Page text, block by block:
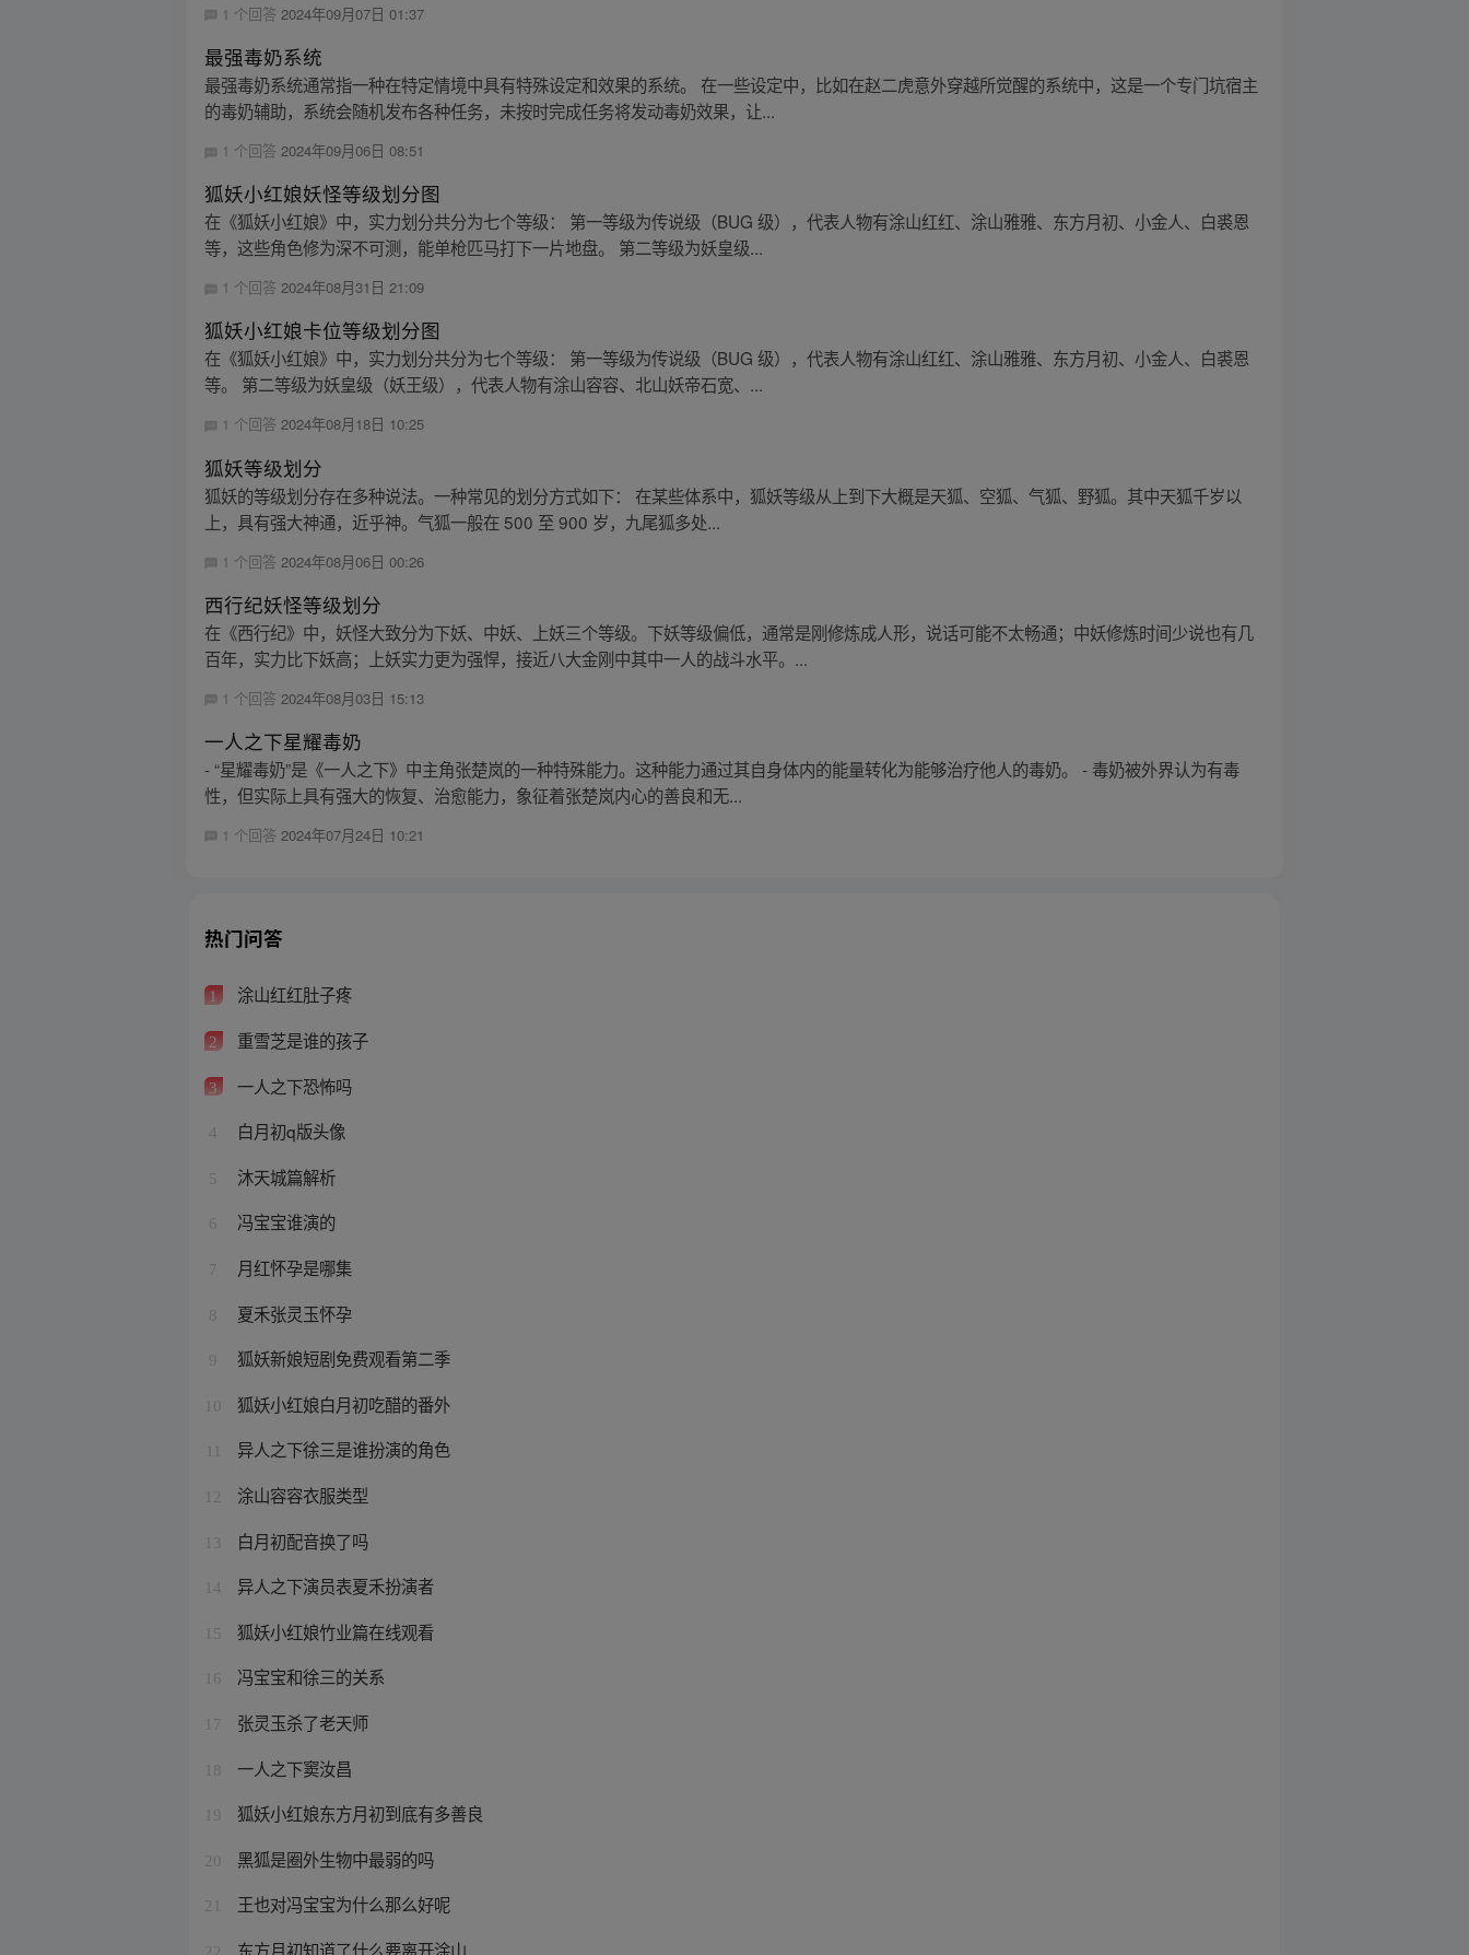
1 个回答 2024年09月07日 01:37
最强毒奶系统
最强毒奶系统通常指一种在特定情境中具有特殊设定和效果的系统。 在一些设定中，比如在赵二虎意外穿越所觉醒的系统中，这是一个专门坑宿主
的毒奶辅助，系统会随机发布各种任务，未按时完成任务将发动毒奶效果，让...
1 个回答2024年09月06日 08:51
狐妖小红娘妖怪等级划分图
在《狐妖小红娘》中，实力划分共分为七个等级： 第一等级为传说级（BUG 级），代表人物有涂山红红、涂山雅雅、东方月初、小金人、白裘恩
等，这些角色修为深不可测，能单枪匹马打下一片地盘。 第二等级为妖皇级...
1 个回答2024年08月31日 21:09
狐妖小红娘卡位等级划分图
在《狐妖小红娘》中，实力划分共分为七个等级： 第一等级为传说级（BUG 级），代表人物有涂山红红、涂山雅雅、东方月初、小金人、白裘恩
等。 第二等级为妖皇级（妖王级），代表人物有涂山容容、北山妖帝石宽、...
1 个回答2024年08月18日 10:25
狐妖等级划分
狐妖的等级划分存在多种说法。一种常见的划分方式如下： 在某些体系中，狐妖等级从上到下大概是天狐、空狐、气狐、野狐。其中天狐千岁以
上，具有强大神通，近乎神。气狐一般在 500 至 900 岁，九尾狐多处...
1 个回答 2024年08月06日 00:26
西行纪妖怪等级划分
在《西行纪》中，妖怪大致分为下妖、中妖、上妖三个等级。下妖等级偏低，通常是刚修炼成人形，说话可能不太畅通；中妖修炼时间少说也有几
百年，实力比下妖高；上妖实力更为强悍，接近八大金刚中其中一人的战斗水平。...
1 个回答 2024年08月03日 15:13
一人之下星耀毒奶
- “星耀毒奶”是《一人之下》中主角张楚岚的一种特殊能力。这种能力通过其自身体内的能量转化为能够治疗他人的毒奶。 - 毒奶被外界认为有毒
性，但实际上具有强大的恢复、治愈能力，象征着张楚岚内心的善良和无...
1 个回答2024年07月24日 10:21
热门问答
1 涂山红红肚子疼
2 重雪芝是谁的孩子
3 一人之下恐怖吗
4 白月初q版头像
5 沐天城篇解析
6 冯宝宝谁演的
7 月红怀孕是哪集
8 夏禾张灵玉怀孕
9 狐妖新娘短剧免费观看第二季
10 狐妖小红娘白月初吃醋的番外
异人之下徐三是谁扮演的角色
12 涂山容容衣服类型
13 白月初配音换了吗
14 异人之下演员表夏禾扮演者
15 狐妖小红娘竹业篇在线观看
16 冯宝宝和徐三的关系
17 张灵玉杀了老天师
18 一人之下窦汝昌
19 狐妖小红娘东方月初到底有多善良
20 黑狐是圈外生物中最弱的吗
21 王也对冯宝宝为什么那么好呢
22 东方月初知道了什么要离开涂山